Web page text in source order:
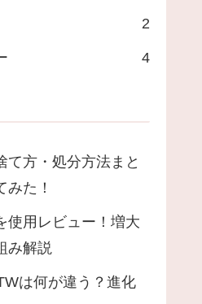
2
4
て方・処分方法まと
た！
使用レビュー！増大
み解説
は何が違う？進化